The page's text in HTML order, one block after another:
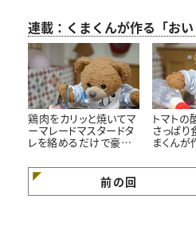
連載：くまくんが作る「おい
鶏肉をカリッと焼いてマ
ーマレードマスタードタ
レを絡めるだけで豪華
る簡単鶏肉のマーマレ
ードマスタード焼きレシ
トマト
さっぱり
まくんが
前の回